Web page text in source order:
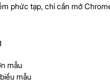
phức tạp, chỉ cần mở
mẫu
mẫu